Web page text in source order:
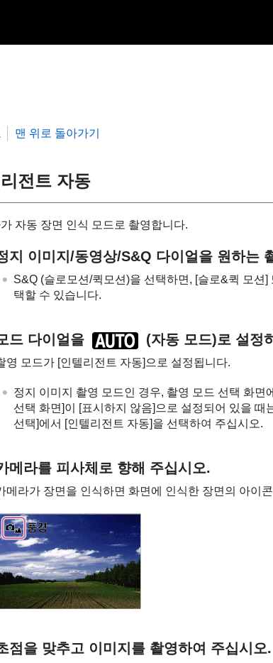
맨 위로 돌아가기
전트 자동
자동 장면 인식 모드로 촬영합니다.
지 이미지/동영상/S&Q 다이얼을 원하는
S&Q (슬로모션/퀵모션)을 선택하면, [슬로&퀵 모션]
택할 수 있습니다.
드 다이얼을 (자동 모드)로 설정
영 모드가 [인텔리전트 자동] 으로 설정됩니다.
정지 이미지 촬영 모드인 경우, 촬영 모드 선택 화면
선택 화면]이 [표시하지 않음] 으로 설정되어 있을 때
선택]에서 [인텔리전트 자동]을 선택하여 주십시오.
메라를 피사체로 향해 주십시오.
메라가 장면을 인식하면 화면에 인식한 장면의 아이
점을 맞추고 이미지를 촬영하여 주십시오.